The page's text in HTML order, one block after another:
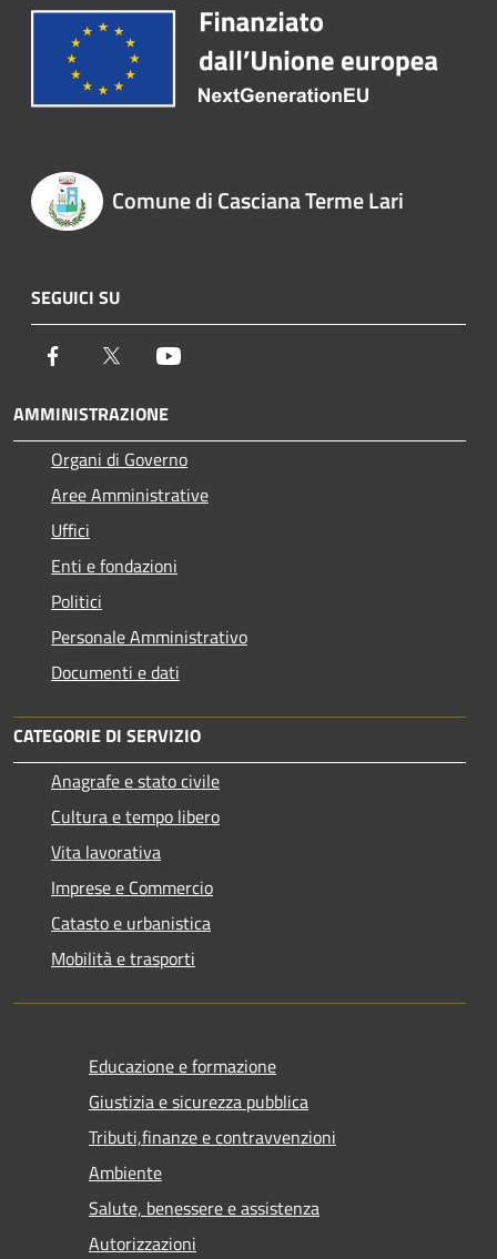
Comune di Casciana Terme Lari
SEGUICI SU
Facebook Twitter
AMMINISTRAZIONE
Organi di Governo
Aree Amministrative
Uffici
Enti e fondazioni
Politici
Personale Amministrativo
Documenti e dati
CATEGORIE DI SERVIZIO
Anagrafe e stato civile
Cultura e tempo libero
Vita lavorativa
Imprese e Commercio
Catasto e urbanistica
Mobilità e trasporti
Educazione e formazione
Giustizia e sicurezza pubblica
Tributi,finanze e contravvenzioni
Ambiente
Salute, benessere e assistenza
Autorizzazioni